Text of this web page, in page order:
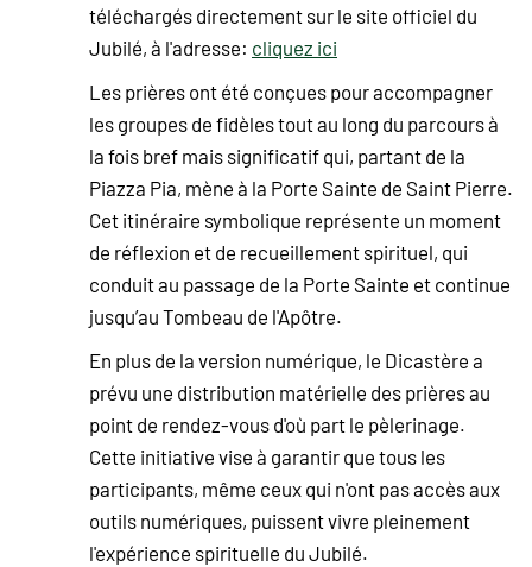
téléchargés directement sur le site officiel du
Jubilé, à l'adresse: cliquez ici
Les prières ont été conçues pour accompagner
les groupes de fidèles tout au long du parcours à
la fois bref mais significatif qui, partant de la
Piazza Pia, mène à la Porte Sainte de Saint Pierre.
Cet itinéraire symbolique représente un moment
de réflexion et de recueillement spirituel, qui
conduit au passage de la Porte Sainte et continue
jusqu’au Tombeau de l'Apôtre.
En plus de la version numérique, le Dicastère a
prévu une distribution matérielle des prières au
point de rendez-vous d'où part le pèlerinage.
Cette initiative vise à garantir que tous les
participants, même ceux qui n'ont pas accès aux
outils numériques, puissent vivre pleinement
l'expérience spirituelle du Jubilé.